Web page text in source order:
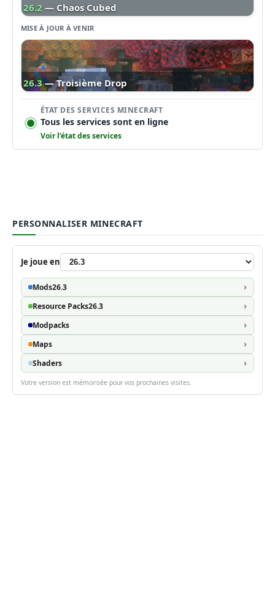
26.2 — Chaos Cubed
MISE À JOUR À VENIR
26.3 — Troisième Drop
ÉTAT DES SERVICES MINECRAFT
Tous les services sont en ligne
Voir l’état des services
PERSONNALISER MINECRAFT
Je joue en
Mods26.3
Resource Packs26.3
Modpacks
Maps
Shaders
Votre version est mémorisée pour vos prochaines visites.